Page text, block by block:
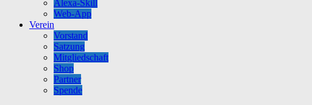
Alexa-Skill
Web-App
Verein
Vorstand
Satzung
Mitgliedschaft
Shop
Partner
Spende